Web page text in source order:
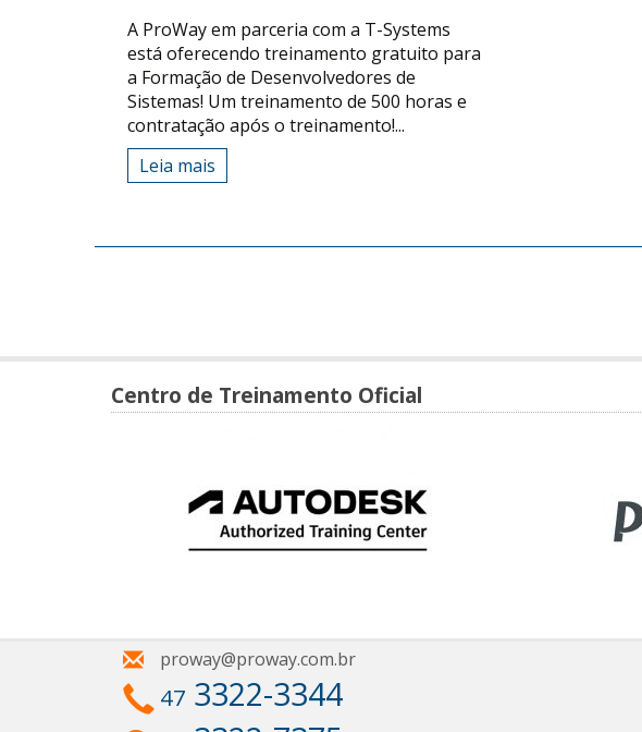
A ProWay em parceria com a T-Systems
está oferecendo treinamento gratuito para
a Formação de Desenvolvedores de
Sistemas! Um treinamento de 500 horas e
contratação após o treinamento!...
Leia mais
Centro de Treinamento Oficial
proway@proway.com.br
47 3322-3344